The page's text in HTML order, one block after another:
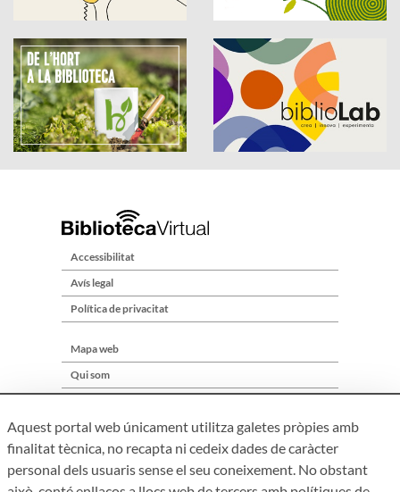
Accessibilitat
Avís legal
Política de privacitat
Mapa web
Qui som
Aquest portal web únicament utilitza galetes pròpies amb
finalitat tècnica, no recapta ni cedeix dades de caràcter
personal dels usuaris sense el seu coneixement. No obstant